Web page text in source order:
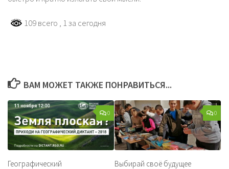
109 всего , 1 за сегодня
ВАМ МОЖЕТ ТАКЖЕ ПОНРАВИТЬСЯ...
0
Географический
0
Выбирай своё будущее